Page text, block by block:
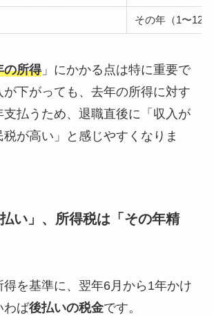
その年（1〜12
の所得」にかかる点は特に重要で
下がっても、去年の所得に対す
支払うため、退職直後に「収入が
が高い」と感じやすくなりま
い」、所得税は「その年精
を基準に、翌年6月から1年かけ
わば後払いの税金です。